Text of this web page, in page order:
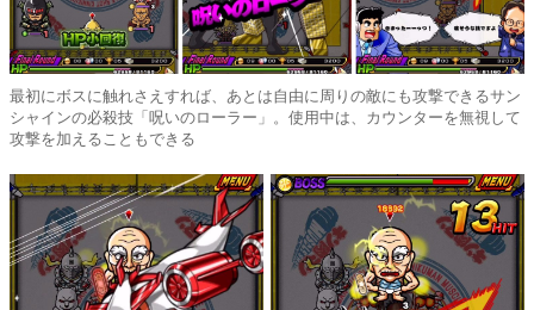
最初にボスに触れさえすれば、あとは自由に周りの敵にも攻撃できるサン
シャインの必殺技「呪いのローラー」。使用中は、カウンターを無視して
攻撃を加えることもできる